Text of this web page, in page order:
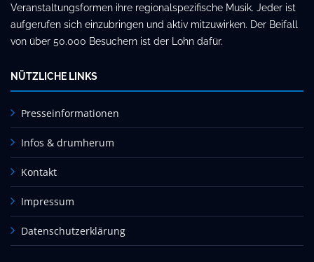
Veranstaltungsformen ihre regionalspezifische Musik. Jeder ist
aufgerufen sich einzubringen und aktiv mitzuwirken. Der Beifall
von über 50.000 Besuchern ist der Lohn dafür.
NÜTZLICHE LINKS
Presseinformationen
Infos & drumherum
Kontakt
Impressum
Datenschutzerklärung